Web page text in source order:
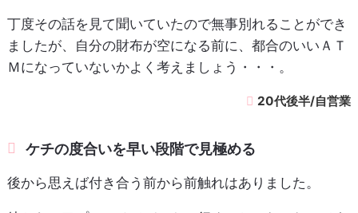
丁度その話を見て聞いていたので無事別れることができ
ましたが、自分の財布が空になる前に、都合のいいＡＴ
Ｍになっていないかよく考えましょう・・・。
20代後半/自営業
ケチの度合いを早い段階で見極める
後から思えば付き合う前から前触れはありました。